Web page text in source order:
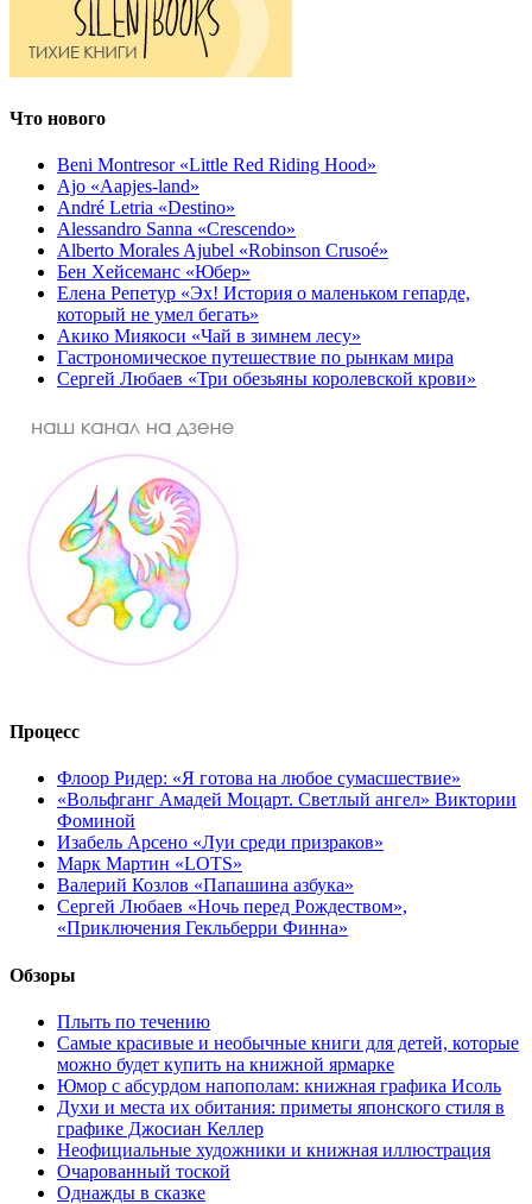
Что нового
Beni Montresor «Little Red Riding Hood»
Ajo «Aapjes-land»
André Letria «Destino»
Alessandro Sanna «Crescendo»
Alberto Morales Ajubel «Robinson Crusoé»
Бен Хейсеманс «Юбер»
Елена Репетур «Эх! История о маленьком гепарде,
который не умел бегать»
Акико Миякоси «Чай в зимнем лесу»
Гастрономическое путешествие по рынкам мира
Сергей Любаев «Три обезьяны королевской крови»
Процесс
Флоор Ридер: «Я готова на любое сумасшествие»
«Вольфганг Амадей Моцарт. Светлый ангел» Виктории
Фоминой
Изабель Арсено «Луи среди призраков»
Марк Мартин «LOTS»
Валерий Козлов «Папашина азбука»
Сергей Любаев «Ночь перед Рождеством»,
«Приключения Гекльберри Финна»
Обзоры
Плыть по течению
Самые красивые и необычные книги для детей, которые
можно будет купить на книжной ярмарке
Юмор с абсурдом напополам: книжная графика Исоль
Духи и места их обитания: приметы японского стиля в
графике Джосиан Келлер
Неофициальные художники и книжная иллюстрация
Очарованный тоской
Однажды в сказке